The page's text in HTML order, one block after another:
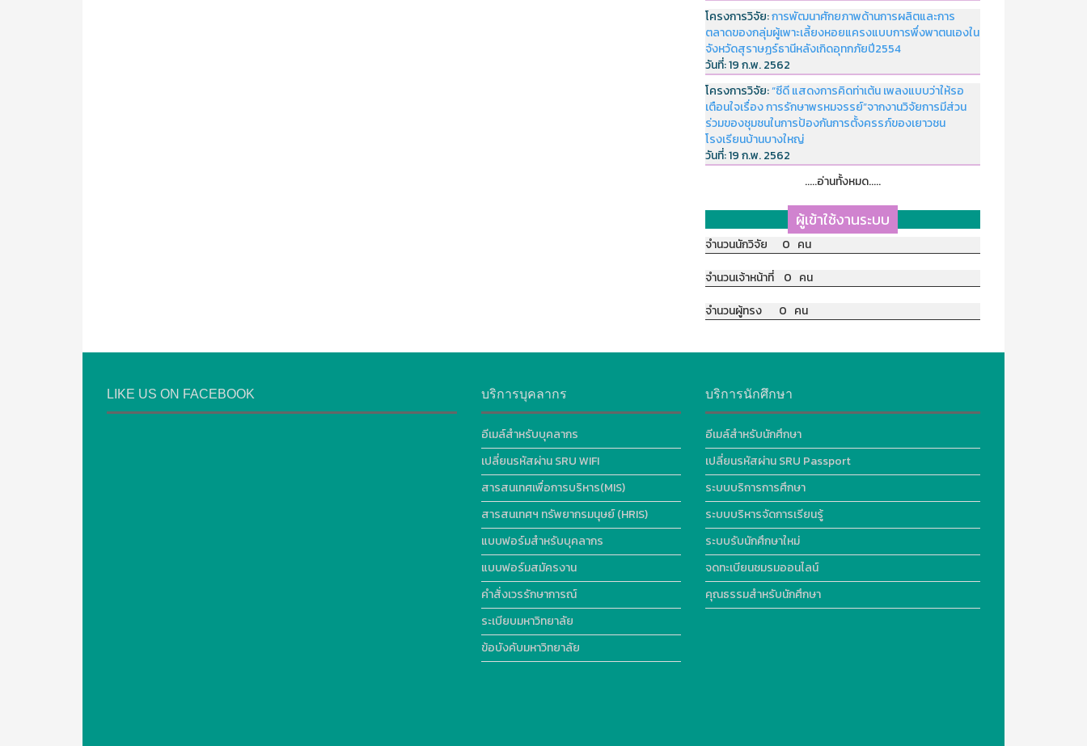
โครงการวิจัย:การพัฒนาศักยภาพด้านการผลิตและการ
ตลาดของกลุ่มผู้เพาะเลี้ยงหอยแครงแบบการพึ่งพาตนเองใน
จังหวัดสุราษฏร์ธานีหลังเกิดอุทกภัยปี2554
วันที่:19 ก.พ. 2562
โครงการวิจัย:“ซีดี แสดงการคิดท่าเต้น เพลงแบบว่าให้รอ
เตือนใจเรื่อง การรักษาพรหมจรรย์”จากงานวิจัยการมีส่วน
ร่วมของชุมชนในการป้องกันการตั้งครรภ์ของเยาวชน
โรงเรียนบ้านบางใหญ่
วันที่:19 ก.พ. 2562
.....อ่านทั้งหมด.....
ผู้เข้าใช้งานระบบ
จำนวนนักวิจัย 0 คน
จำนวนเจ้าหน้าที่ 0 คน
จำนวนผู้ทรง 0 คน
LIKE US ON FACEBOOK บริการบุคลากร
อีเมล์สำหรับบุคลากร
เปลี่ยนรหัสผ่าน SRU WIFI
สารสนเทศเพื่อการบริหาร(MIS)
สารสนเทศฯ ทรัพยากรมนุษย์ (HRIS)
แบบฟอร์มสำหรับบุคลากร
แบบฟอร์มสมัครงาน
คำสั่งเวรรักษาการณ์
ระเบียบมหาวิทยาลัย
ข้อบังคับมหาวิทยาลัย
บริการนักศึกษา
อีเมล์สำหรับนักศึกษา
เปลี่ยนรหัสผ่าน SRU Passport
ระบบบริการการศึกษา
ระบบบริหารจัดการเรียนรู้
ระบบรับนักศึกษาใหม่
จดทะเบียนชมรมออนไลน์
คุณธรรมสำหรับนักศึกษา